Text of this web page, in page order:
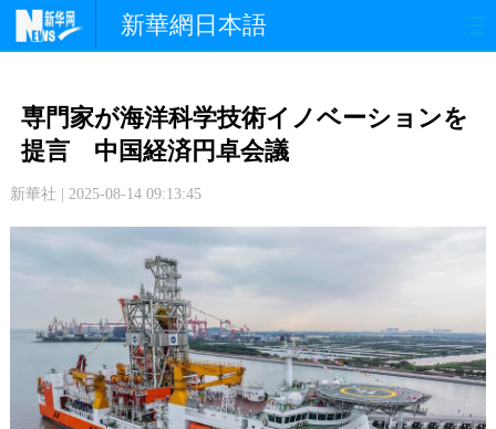
新華網日本語
文 化 観 光
中日交流
写 真
専門家が海洋科学技術イノベーションを
提言 中国経済円卓会議
新華社 | 2025-08-14 09:13:45